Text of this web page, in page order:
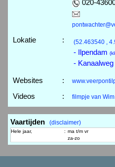
020-
Lokatie : (52.463540 ,
- Ilpendam
- Kanaalweg
Websites :
Videos : filmpje van
Vaartijden (disclaimer)
Hele jaar, : ma t/m vr
za-zo